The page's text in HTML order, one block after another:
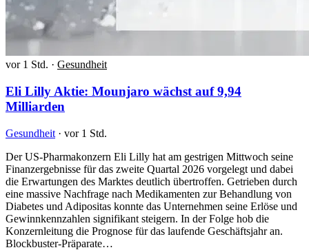
vor 1 Std. · Gesundheit
Eli Lilly Aktie: Mounjaro wächst auf 9,94
Milliarden
Gesundheit · vor 1 Std.
Der US-Pharmakonzern Eli Lilly hat am gestrigen Mittwoch seine
Finanzergebnisse für das zweite Quartal 2026 vorgelegt und dabei
die Erwartungen des Marktes deutlich übertroffen. Getrieben durch
eine massive Nachfrage nach Medikamenten zur Behandlung von
Diabetes und Adipositas konnte das Unternehmen seine Erlöse und
Gewinnkennzahlen signifikant steigern. In der Folge hob die
Konzernleitung die Prognose für das laufende Geschäftsjahr an.
Blockbuster-Präparate…